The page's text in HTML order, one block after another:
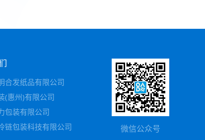
合发纸品有限公司
(惠州)有限公司
包装有限公司
链包装科技有限公司
微信公众号